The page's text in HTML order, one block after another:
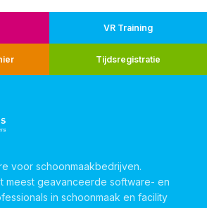
VR Training
Tijdsregistratie
voor schoonmaakbedrijven.
meest geavanceerde software- en
in schoonmaak en facility